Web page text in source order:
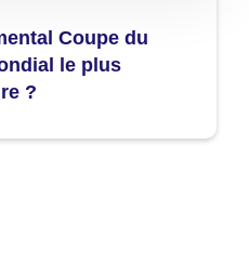
Coupe du
le plus
?